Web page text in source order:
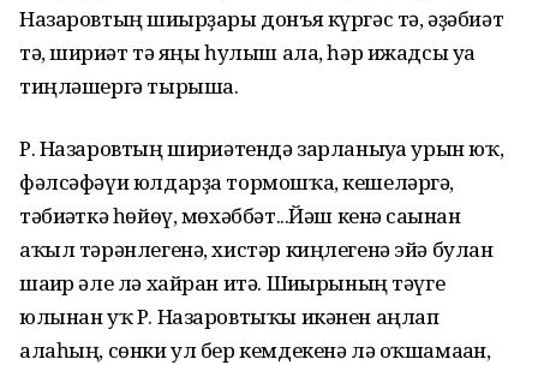
Назаровтың шиғырҙары донъя күргәс тә, әҙәбиәт
тә, шиғриәт тә яңы һулыш ала, һәр ижадсы уға
тиңләшергә тырыша.
Р. Назаровтың шиғриәтендә зарланыуға урын юҡ,
фәлсәфәүи юлдарҙа тормошҡа, кешеләргә,
тәбиғәткә һөйөү, мөхәббәт...Йәш кенә сағынан
аҡыл тәрәнлегенә, хистәр киңлегенә эйә булған
шағир әле лә хайран итә. Шиғырының тәүге
юлынан уҡ Р. Назаровтыҡы икәнен аңлап
алаһың, сөнки ул бер кемдекенә лә оҡшамаған,